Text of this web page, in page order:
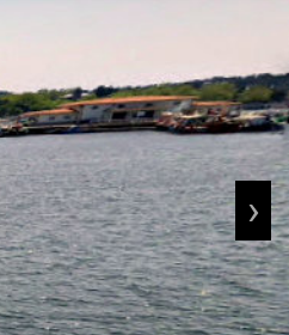
›